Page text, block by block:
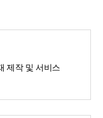
제작 및 서비스